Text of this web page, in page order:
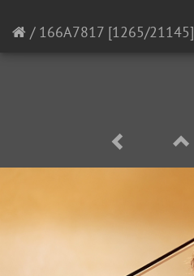
/ 166A7817 [1265/21145]